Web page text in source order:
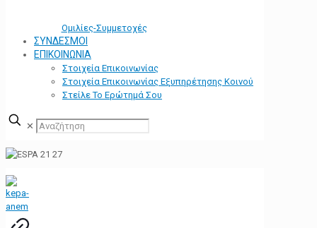
Ομιλίες-Συμμετοχές
ΣΥΝΔΕΣΜΟΙ
ΕΠΙΚΟΙΝΩΝΙΑ
Στοιχεία Επικοινωνίας
Στοιχεία Επικοινωνίας Εξυπηρέτησης Κοινού
Στείλε Το Ερώτημά Σου
✕